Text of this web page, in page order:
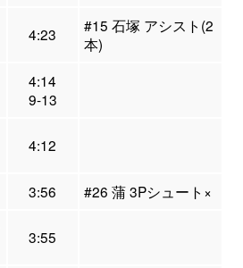
4:23
#15 石塚 アシスト(2
本)
4:14
9-13
4:12
3:56
#26 蒲 3Pシュート×
3:55